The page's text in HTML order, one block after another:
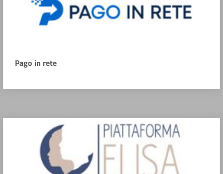
Pago in rete